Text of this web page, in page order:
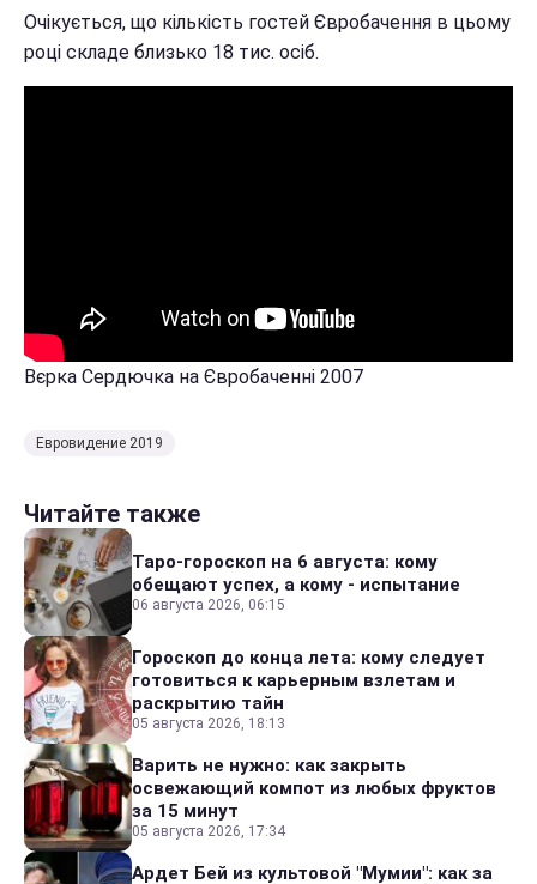
Очікується, що кількість гостей Євробачення в цьому
році складе близько 18 тис. осіб.
Вєрка Сердючка на Євробаченні 2007
Евровидение 2019
Читайте также
Таро-гороскоп на 6 августа: кому
обещают успех, а кому - испытание
06 августа 2026, 06:15
Гороскоп до конца лета: кому следует
готовиться к карьерным взлетам и
раскрытию тайн
05 августа 2026, 18:13
Варить не нужно: как закрыть
освежающий компот из любых фруктов
за 15 минут
05 августа 2026, 17:34
Ардет Бей из культовой "Мумии": как за